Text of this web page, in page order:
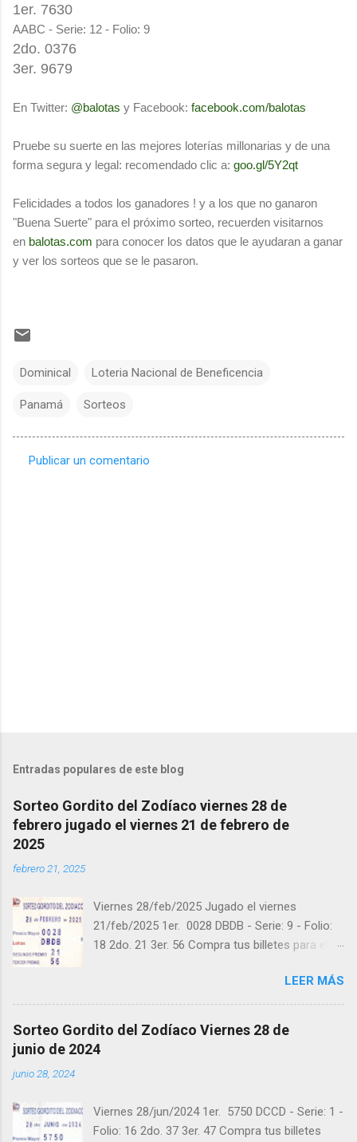
1er. 7630
AABC - Serie: 12 - Folio: 9
2do. 0376
3er. 9679
En Twitter: @balotas y Facebook: facebook.com/balotas
Pruebe su suerte en las mejores loterías millonarias y de una
forma segura y legal: recomendado clic a: goo.gl/5Y2qt
Felicidades a todos los ganadores ! y a los que no ganaron
"Buena Suerte" para el próximo sorteo, recuerden visitarnos
en balotas.com para conocer los datos que le ayudaran a ganar
y ver los sorteos que se le pasaron.
Dominical Loteria Nacional de Beneficencia
Panamá Sorteos
Publicar un comentario
Entradas populares de este blog
Sorteo Gordito del Zodíaco viernes 28 de
febrero jugado el viernes 21 de febrero de
2025
febrero 21, 2025
Viernes 28/feb/2025 Jugado el viernes
21/feb/2025 1er. 0028 DBDB - Serie: 9 - Folio:
18 2do. 21 3er. 56 Compra tus billetes para el
instagram.com/balotas_panama - En Twitter:
@balotas y Facebook: facebook.com/balotas
"Buena Suerte" para el próximo sorteo,
recuerden visitarnos en balotas.com para
LEER MÁS
Sorteo Gordito del Zodíaco Viernes 28 de
junio de 2024
junio 28, 2024
Viernes 28/jun/2024 1er. 5750 DCCD - Serie: 1 -
Folio: 16 2do. 37 3er. 47 Compra tus billetes